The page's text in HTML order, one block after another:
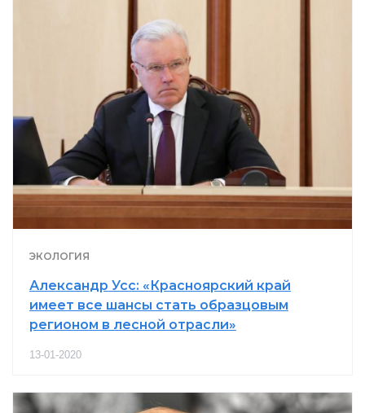
ЭКОЛОГИЯ
Александр Усс: «Красноярский край
имеет все шансы стать образцовым
регионом в лесной отрасли»
13-01-2020